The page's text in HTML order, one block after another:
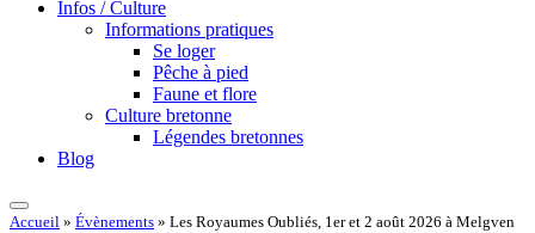
Infos / Culture
Informations pratiques
Se loger
Pêche à pied
Faune et flore
Culture bretonne
Légendes bretonnes
Blog
Accueil » Évènements » Les Royaumes Oubliés, 1er et 2 août 2026 à Melgven